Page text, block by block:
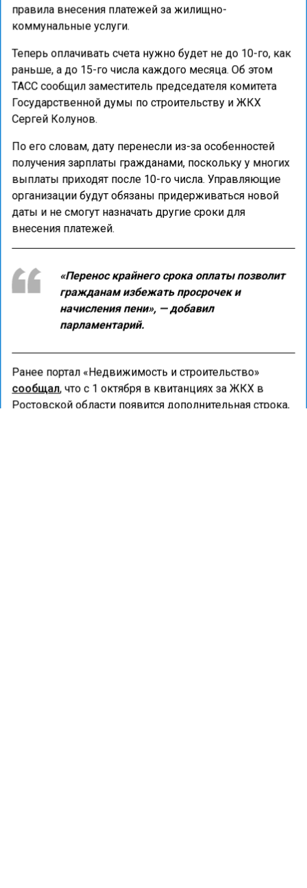
правила внесения платежей за жилищно-
коммунальные услуги.
Теперь оплачивать счета нужно будет не до 10-го, как
раньше, а до 15-го числа каждого месяца. Об этом
ТАСС сообщил заместитель председателя комитета
Государственной думы по строительству и ЖКХ
Сергей Колунов.
По его словам, дату перенесли из-за особенностей
получения зарплаты гражданами, поскольку у многих
выплаты приходят после 10-го числа. Управляющие
организации будут обязаны придерживаться новой
даты и не смогут назначать другие сроки для
внесения платежей.
«Перенос крайнего срока оплаты позволит
гражданам избежать просрочек и
начисления пени», — добавил
парламентарий.
Ранее портал «Недвижимость и строительство»
сообщал, что с 1 октября в квитанциях за ЖКХ в
Ростовской области появится дополнительная строка,